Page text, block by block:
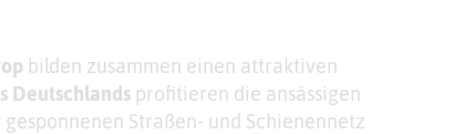
bilden zusammen einen attraktiven
Deutschlands profitieren die ansässigen
Straßen- und Schienennetz